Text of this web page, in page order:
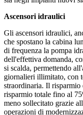
Ascensori idraulici
Gli ascensori idraulici,
che spostano la cabina
di frequenza la pompa
dell'effettiva domanda,
si scalda, permettendo
giornalieri illimitato, con
straordinaria. Il risparmio
risparmio totale fino al
meno sollecitato grazie
operazioni di